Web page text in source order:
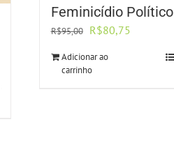
Feminicídio Político
R$95,00
O
original
R$80,75O
Adicionar ao
carrinho